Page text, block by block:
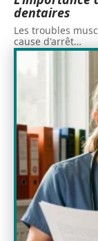
dentaires
Les troubles
cause d'arrêt…